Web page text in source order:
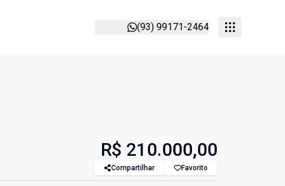
(93) 99171-2464
R$ 210.000,00
Compartilhar Favorito